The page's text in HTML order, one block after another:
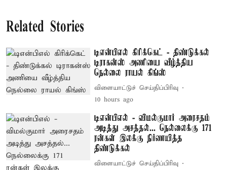
Related Stories
டிஎன்பிஎல் கிரிக்கெட் - திண்டுக்கல்
டிராகன்ஸ் அணியை வீழ்த்திய
நெல்லை ராயல் கிங்ஸ்
விளையாட்டுச் செய்திப்பிரிவு
10 hours ago
டிஎன்பிஎல் - விமல்குமார் அரைசதம்
அடித்து அசத்தல்... நெல்லைக்கு 171
ரன்கள் இலக்கு நிர்ணயித்த
திண்டுக்கல்
விளையாட்டுச் செய்திப்பிரிவு